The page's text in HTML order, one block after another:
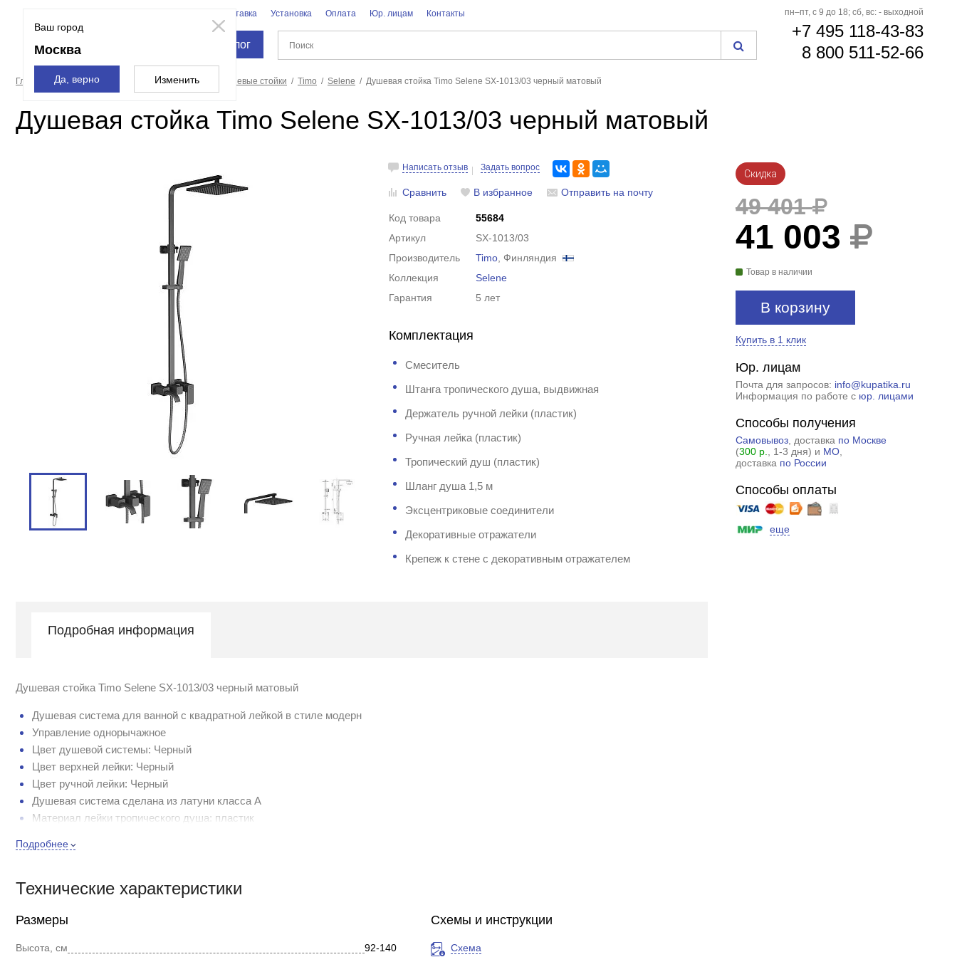
Ваш город
Москва
Да, верно Изменить
Доставка Установка Оплата Юр. лицам Контакты
Каталог
пн–пт, с 9 до 18; сб, вс: - выходной
+7 495 118-43-83
8 800 511-52-66
Главная страница Смесители и души Души Душевые стойки Timo Selene Душевая стойка Timo Selene SX-1013/03 черный матовый
Душевая стойка Timo Selene SX-1013/03 черный матовый
Написать отзыв Задать вопрос
Сравнить В избранное Отправить на почту
Код товара
55684
Артикул
SX-1013/03
Производитель
Timo , Финляндия
Коллекция
Selene
Гарантия
5 лет
Комплектация
Смеситель
Штанга тропического душа, выдвижная
Держатель ручной лейки (пластик)
Ручная лейка (пластик)
Тропический душ (пластик)
Шланг душа 1,5 м
Эксцентриковые соединители
Декоративные отражатели
Крепеж к стене с декоративным отражателем
Скидка
49 401
41 003
Товар в наличии
В корзину
Купить в 1 клик
Юр. лицам
Почта для запросов: info@kupatika.ru
Информация по работе с юр. лицами
Способы получения
Самовывоз, доставка по Москве
(300 р. , 1-3 дня) и МО,
доставка по России
Способы оплаты
еще
Подробная информация
Душевая стойка Timo Selene SX-1013/03 черный матовый
Душевая система для ванной с квадратной лейкой в стиле модерн
Управление однорычажное
Цвет душевой системы: Черный
Цвет верхней лейки: Черный
Цвет ручной лейки: Черный
Душевая система сделана из латуни класса А
Материал лейки тропического душа: пластик
Угол наклона верхней лейки регулируется
Максимальная высота штанги: 1400 мм
Размер верхнего душа: 200 x 200 мм
Подробнее
Технические характеристики
Размеры
Высота, см
92-140
Схемы и инструкции
Схема